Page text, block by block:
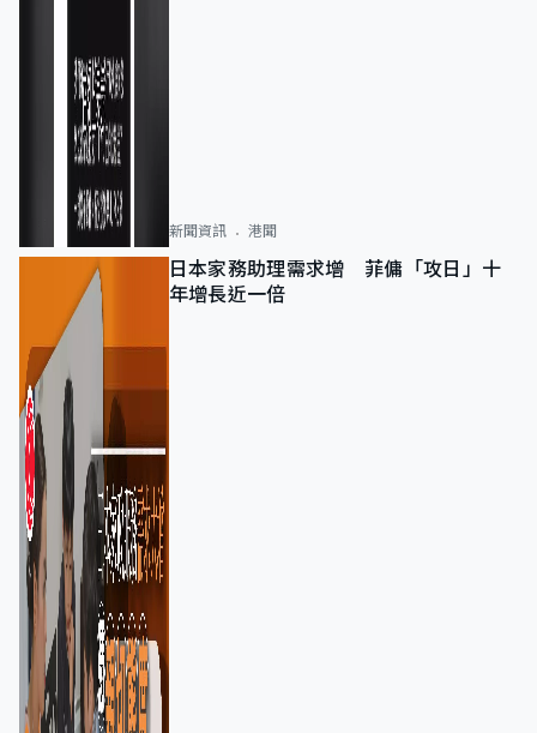
新聞資訊 港聞
日本家務助理需求增 菲傭「攻日」十
年增長近一倍